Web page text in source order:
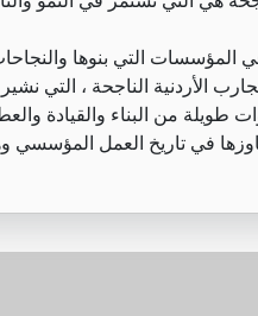
المؤسسات التي بنوها
الأردنية الناجحة ، التي
من البناء والقيادة